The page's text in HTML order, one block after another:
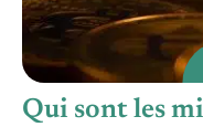
Qui sont les